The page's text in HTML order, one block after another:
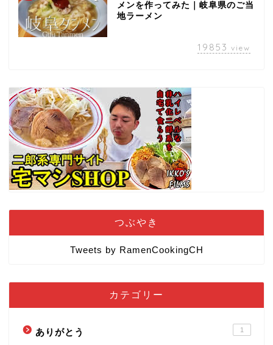
メンを作ってみた｜岐阜県のご当
地ラーメン
19853 view
つぶやき
Tweets by RamenCookingCH
カテゴリー
ありがとう 1